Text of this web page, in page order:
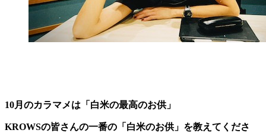
10月のカラマメは「白米の最高のお供」
KROWSの皆さんの一番の「白米のお供」を教えてくださ